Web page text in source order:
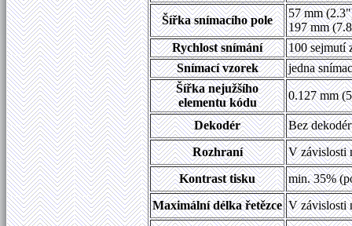
Šířka snímacího pole
57 mm
197 mm
Rychlost snímání
100 sejmutí
Snímací vzorek
jedna
Šířka nejužšího
elementu kódu
0.127 mm
Dekodér
Bez
Rozhraní
V závislosti
Kontrast tisku
min. 35%
Maximální délka řetězce V závislosti